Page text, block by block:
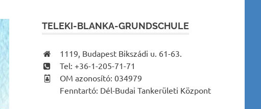
TELEKI-BLANKA-GRUNDSCHULE
1119, Budapest Bikszádi u. 61-63.
Tel: +36-1-205-71-71
OM azonosító: 034979
Fenntartó: Dél-Budai Tankerületi Központ